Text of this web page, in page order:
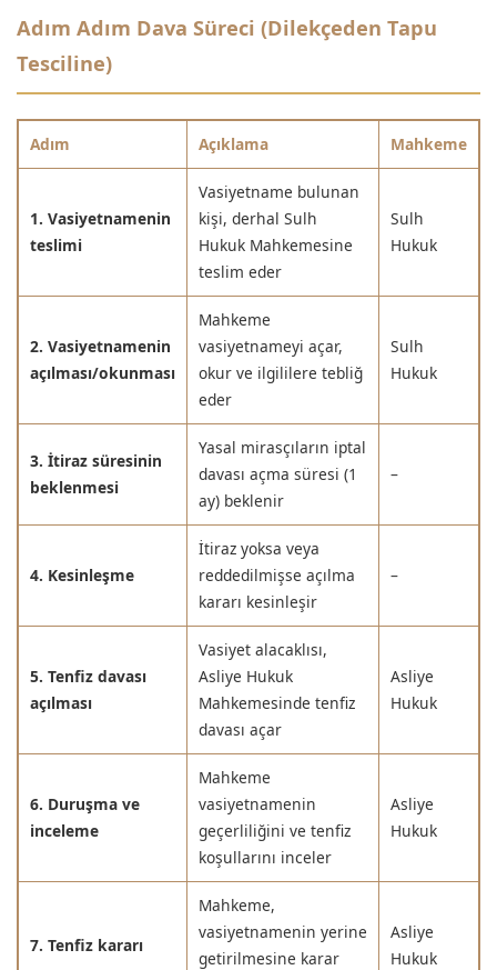
Adım Adım Dava Süreci (Dilekçeden Tapu
Tesciline)
Adım Açıklama Mahkeme
1. Vasiyetnamenin
teslimi
Vasiyetname bulunan
kişi, derhal Sulh
Hukuk Mahkemesine
teslim eder
Sulh
Hukuk
2. Vasiyetnamenin
açılması/okunması
Mahkeme
vasiyetnameyi açar,
okur ve ilgililere tebliğ
eder
Sulh
Hukuk
3. İtiraz süresinin
beklenmesi
Yasal mirasçıların iptal
davası açma süresi (1
ay) beklenir
–
4. Kesinleşme
İtiraz yoksa veya
reddedilmişse açılma
kararı kesinleşir
–
5. Tenfiz davası
açılması
Vasiyet alacaklısı,
Asliye Hukuk
Mahkemesinde tenfiz
davası açar
Asliye
Hukuk
6. Duruşma ve
inceleme
Mahkeme
vasiyetnamenin
geçerliliğini ve tenfiz
koşullarını inceler
Asliye
Hukuk
7. Tenfiz kararı
Mahkeme,
vasiyetnamenin yerine
getirilmesine karar
Asliye
Hukuk